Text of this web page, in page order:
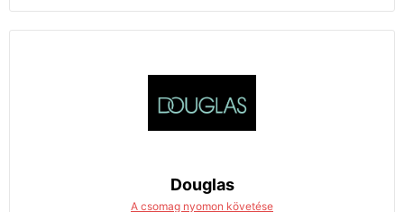
Douglas
A csomag nyomon követése